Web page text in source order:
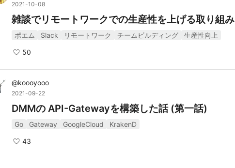
2021-10-08
雑談でリモートワークでの生産性を上げる取り組み
ポエム Slack リモートワーク チームビルディング 生産性向上
50
@koooyooo
2021-09-22
DMMの API-Gatewayを構築した話 (第一話)
Go Gateway GoogleCloud KrakenD
43